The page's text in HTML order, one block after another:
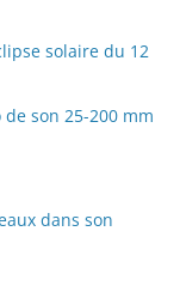
solaire du 12
son 25-200 mm
dans son